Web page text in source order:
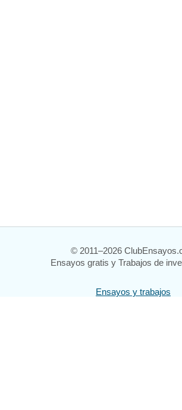
© 2011–2026
Ensayos gratis y Trabajos de
Ensayos y trabajos